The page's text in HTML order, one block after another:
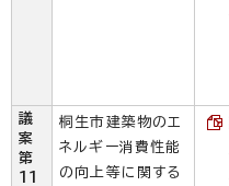
議
案
第
11
桐生市建築物のエ
ネルギー消費性能
の向上等に関する